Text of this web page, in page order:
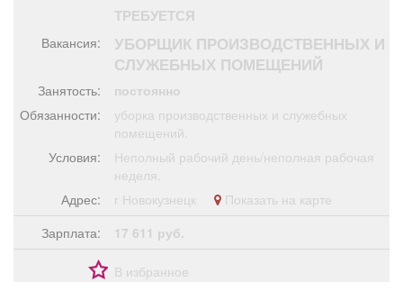
Обучение
Товары Поздравления Погода
ТВ программа
ТРЕБУЕТСЯ
Вакансия:
УБОРЩИК ПРОИЗВОДСТВЕННЫХ И
СЛУЖЕБНЫХ ПОМЕЩЕНИЙ
Занятость:
постоянно
Обязанности:
уборка производственных и служебных
помещений.
Условия:
Неполный рабочий день/неполная рабочая
неделя.
Адрес:
г Новокузнецк
Показать на карте
Зарплата:
17 611 руб.
В избранное